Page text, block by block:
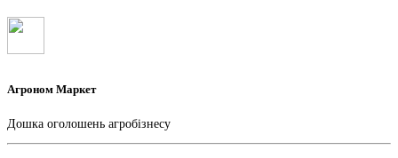
Агроном Маркет
Дошка оголошень агробізнесу